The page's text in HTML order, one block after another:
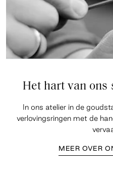
Het hart van ons
In ons atelier in de
verlovingsringen met de
MEER OVER